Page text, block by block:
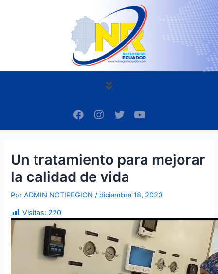
Menú
F
a
c
o
k
I
n
s
g
a
m
T
w
i
e
r
Y
o
u
b
Un tratamiento para mejorar
la calidad de vida
PorADMIN NOTIREGION/diciembre 18, 2023
Visitas: 220